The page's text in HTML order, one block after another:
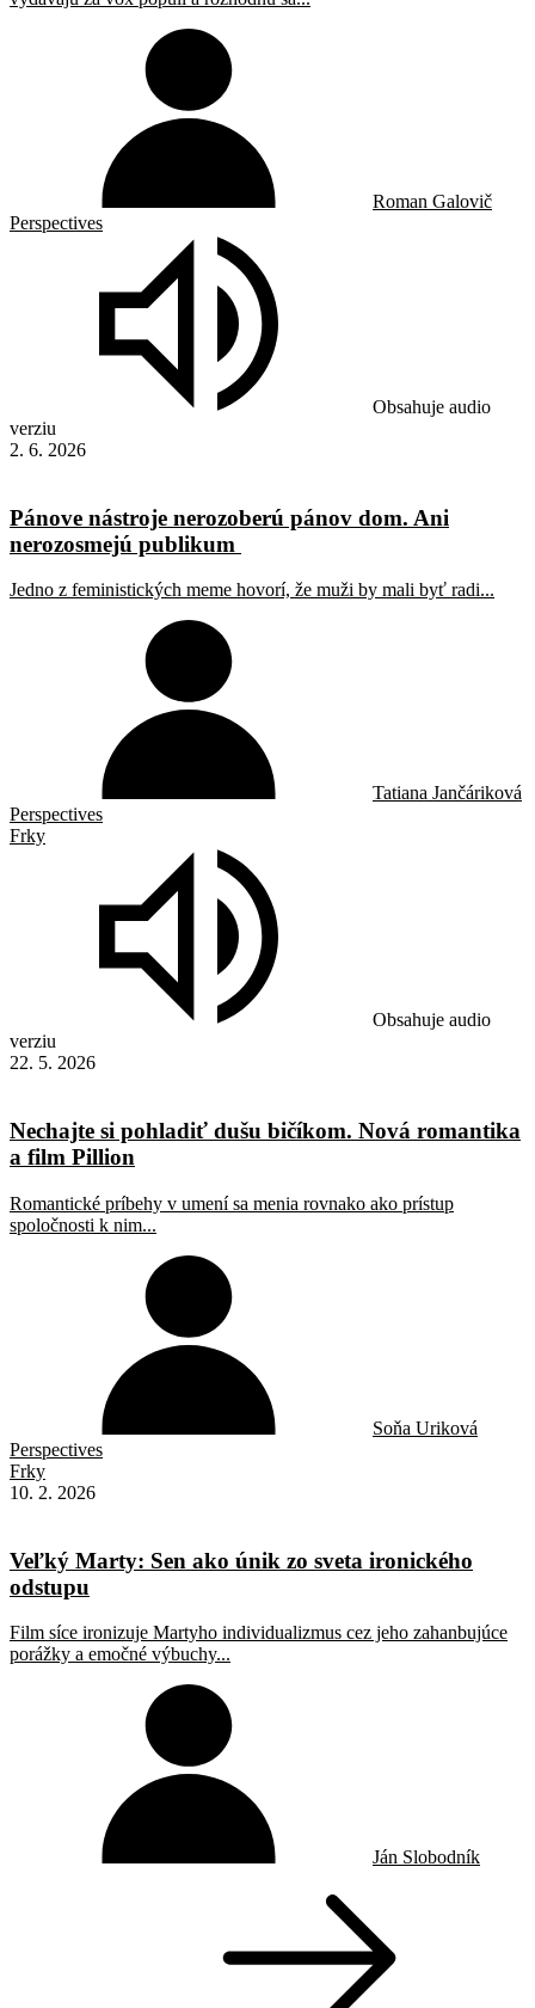
Roman Galovič
Perspectives
Obsahuje audio
verziu
2. 6. 2026
Pánove nástroje nerozoberú pánov dom. Ani
nerozosmejú publikum
Jedno z feministických meme hovorí, že muži by mali byť radi...
Tatiana Jančáriková
Perspectives
Frky
Obsahuje audio
verziu
22. 5. 2026
Nechajte si pohladiť dušu bičíkom. Nová romantika
a film Pillion
Romantické príbehy v umení sa menia rovnako ako prístup
spoločnosti k nim...
Soňa Uriková
Perspectives
Frky
10. 2. 2026
Veľký Marty: Sen ako únik zo sveta ironického
odstupu
Film síce ironizuje Martyho individualizmus cez jeho zahanbujúce
porážky a emočné výbuchy...
Ján Slobodník